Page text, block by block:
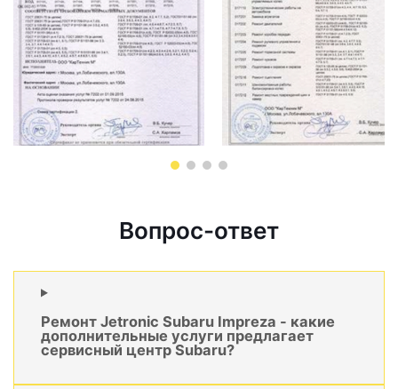
Вопрос-ответ
Ремонт Jetronic Subaru Impreza - какие
дополнительные услуги предлагает
сервисный центр Subaru?